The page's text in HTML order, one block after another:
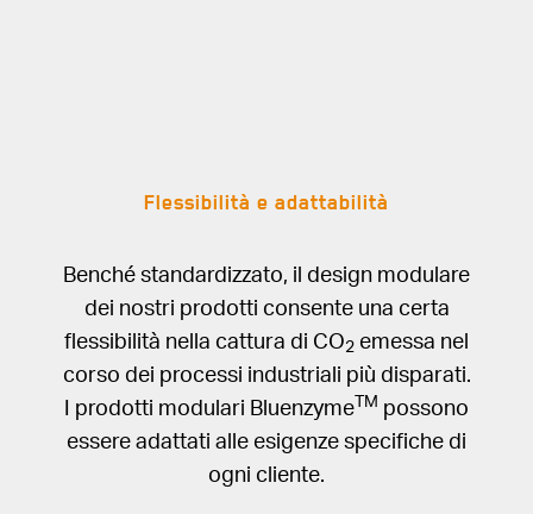
Flessibilità e adattabilità
Benché standardizzato, il design modulare
dei nostri prodotti consente una certa
flessibilità nella cattura di CO2emessa nel
corso dei processi industriali più disparati.
I prodotti modulari BluenzymeTMpossono
essere adattati alle esigenze specifiche di
ogni cliente.